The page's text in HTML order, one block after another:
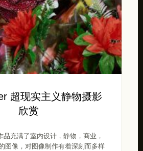
超现实主义静物摄影
欣赏
品充满了室内设计，静物，商业，
图像，对图像制作有着深刻而多样